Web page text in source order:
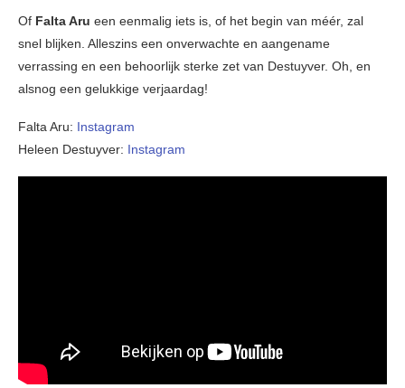
Of Falta Aru een eenmalig iets is, of het begin van méér, zal
snel blijken. Alleszins een onverwachte en aangename
verrassing en een behoorlijk sterke zet van Destuyver. Oh, en
alsnog een gelukkige verjaardag!
Falta Aru: Instagram
Heleen Destuyver: Instagram